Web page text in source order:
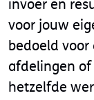
invoer en
voor jouw
bedoeld
afdelingen
hetzelfde